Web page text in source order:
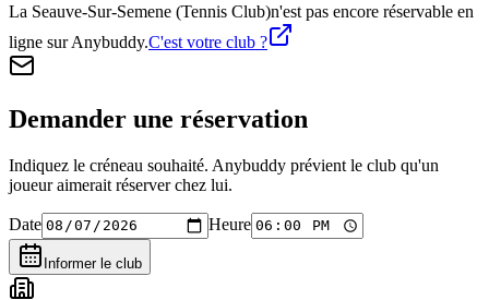
La Seauve-Sur-Semene (Tennis Club)n'est pas encore réservable en
ligne sur Anybuddy.C'est votre club ?
Demander une réservation
Indiquez le créneau souhaité. Anybuddy prévient le club qu'un
joueur aimerait réserver chez lui.
Date Heure
Informer le club